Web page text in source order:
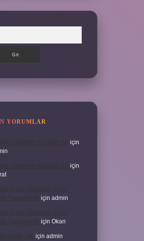
YORUMLAR
Hamilelik Hissedilir Mi
için
Hamilelik Hissedilir Mi için
Rızası Olmadan Ikinci
Yapabilir Mi için admin
Rızası Olmadan Ikinci
Yapabilir Mi için Okan
Nedir Tdk için admin